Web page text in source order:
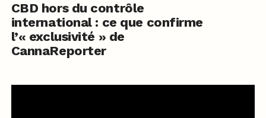
CBD hors du contrôle
international : ce que confirme
l’« exclusivité » de
CannaReporter